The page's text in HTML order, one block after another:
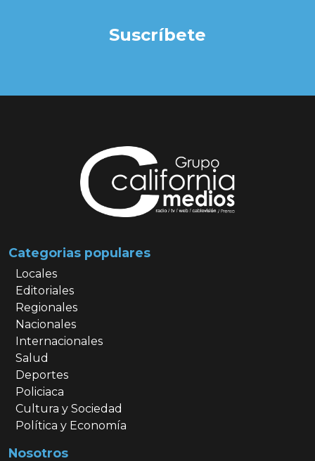
Suscríbete
Categorias populares
Locales
Editoriales
Regionales
Nacionales
Internacionales
Salud
Deportes
Policiaca
Cultura y Sociedad
Política y Economía
Nosotros